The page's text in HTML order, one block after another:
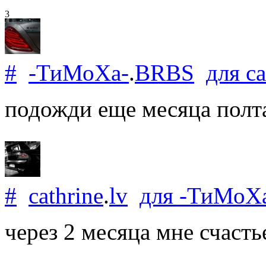
3
# -ТиМоХа-.BRBS для
подожди еще месяца
# cathrine.lv для -
через 2 месяца мне